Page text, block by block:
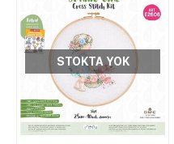
STOKTA YOK